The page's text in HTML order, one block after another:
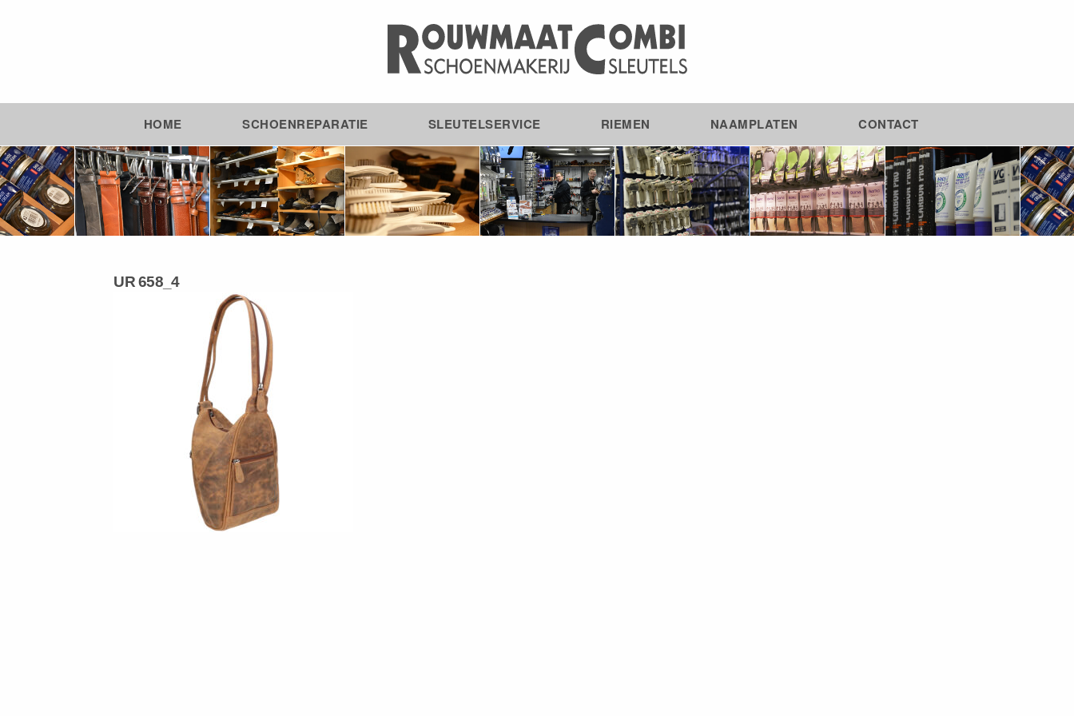
HOME SCHOENREPARATIE SLEUTELSERVICE RIEMEN NAAMPLATEN CONTACT
UR 658_4